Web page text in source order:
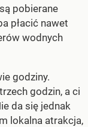
pobierane
płacić nawet
wodnych
godziny.
godzin, a ci
da się jednak
lokalna atrakcja,